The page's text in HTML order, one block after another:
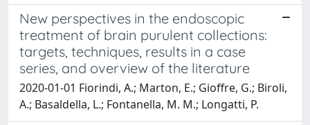
New perspectives in the endoscopic
treatment of brain purulent collections:
targets, techniques, results in a case
series, and overview of the literature
2020-01-01 Fiorindi, A.; Marton, E.; Gioffre, G.; Biroli,
A.; Basaldella, L.; Fontanella, M. M.; Longatti, P.